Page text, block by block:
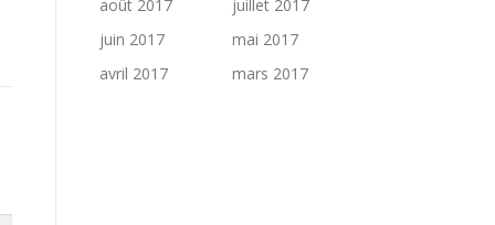
août 2017
juillet 2017
juin 2017
mai 2017
avril 2017
mars 2017